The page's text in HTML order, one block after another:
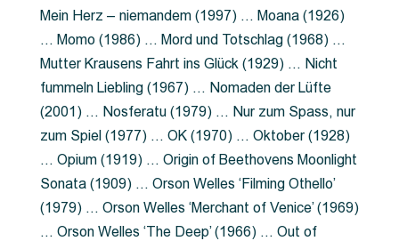
Mein Herz – niemandem (1997) … Moana (1926)
… Momo (1986) … Mord und Totschlag (1968) …
Mutter Krausens Fahrt ins Glück (1929) … Nicht
fummeln Liebling (1967) … Nomaden der Lüfte
(2001) … Nosferatu (1979) … Nur zum Spass, nur
zum Spiel (1977) … OK (1970) … Oktober (1928)
… Opium (1919) … Origin of Beethovens Moonlight
Sonata (1909) … Orson Welles ‘Filming Othello’
(1979) … Orson Welles ‘Merchant of Venice’ (1969)
… Orson Welles ‘The Deep’ (1966) … Out of